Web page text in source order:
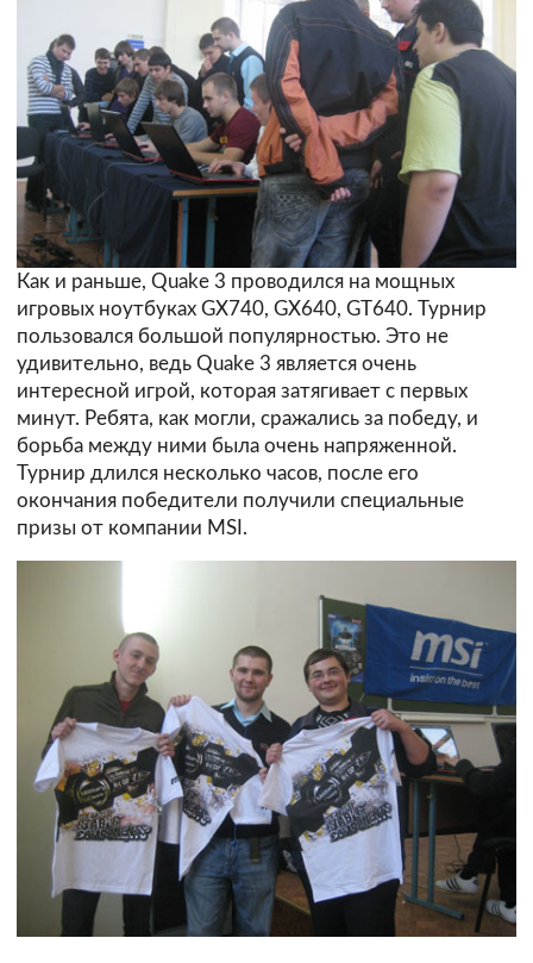
Как и раньше, Quake 3 проводился на мощных
игровых ноутбуках GX740, GX640, GT640. Турнир
пользовался большой популярностью. Это не
удивительно, ведь Quake 3 является очень
интересной игрой, которая затягивает с первых
минут. Ребята, как могли, сражались за победу, и
борьба между ними была очень напряженной.
Турнир длился несколько часов, после его
окончания победители получили специальные
призы от компании MSI.